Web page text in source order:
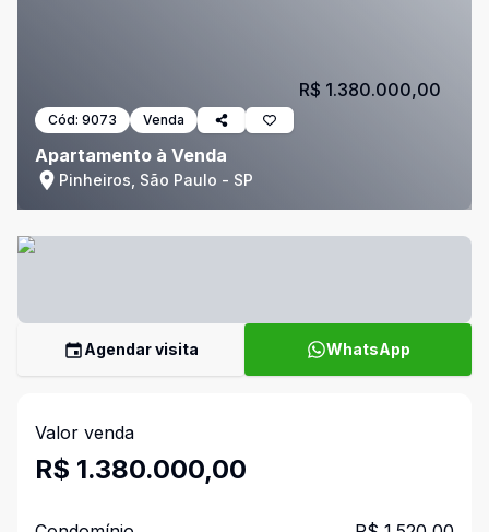
Cód: 9073 Venda
Apartamento à Venda
Pinheiros, São Paulo - SP
R$ 1.380.000,00
Agendar visita WhatsApp
Valor venda
R$ 1.380.000,00